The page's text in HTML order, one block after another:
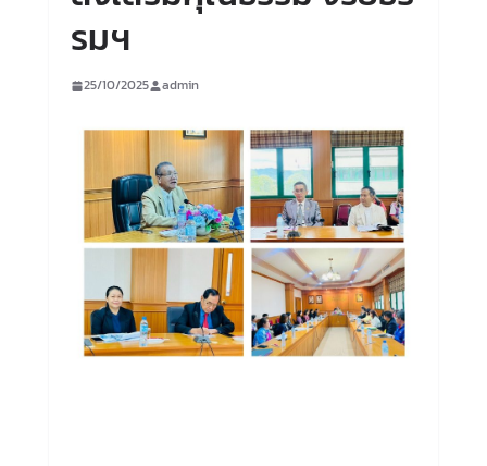
รมฯ
25/10/2025 admin